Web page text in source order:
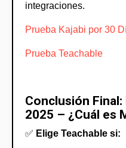
integraciones.
Prueba Kajabi por 30
Prueba Teachable
Conclusión Final:
2025 – ¿Cuál es
✅ Elige Teachable si: